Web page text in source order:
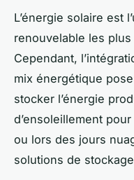
L’énergie solaire est
renouvelable les
Cependant,
mix énergétique
stocker l’énergie
d’ensoleillement
ou lors des jours
solutions de